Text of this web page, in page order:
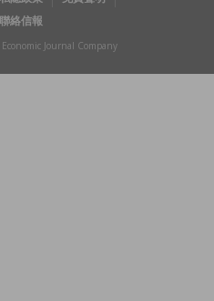
聯絡信報
Journal Company